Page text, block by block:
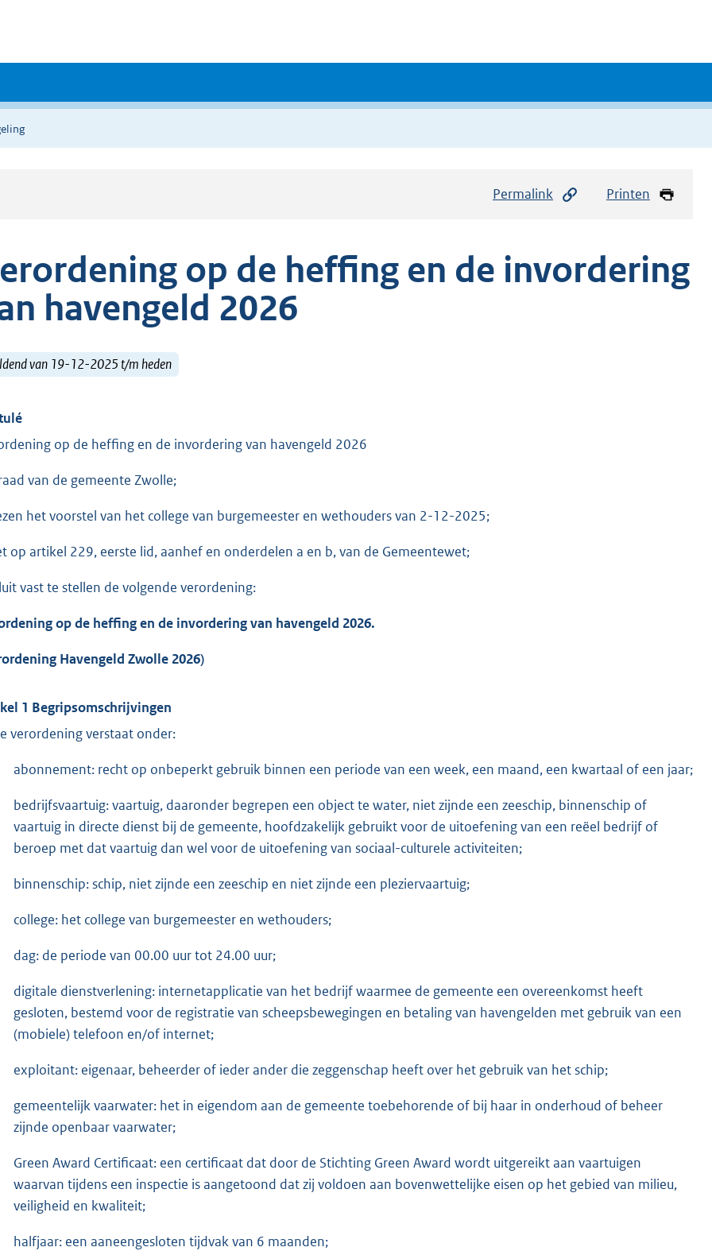
Permalink Printen
op de heffing en de invordering
havengeld 2026
van 19-12-2025 t/m heden
op de heffing en de invordering van havengeld 2026
van de gemeente Zwolle;
het voorstel van het college van burgemeester en wethouders van 2-12-2025;
op artikel 229, eerste lid, aanhef en onderdelen a en b, van de Gemeentewet;
vast te stellen de volgende verordening:
op de heffing en de invordering van havengeld 2026.
Havengeld Zwolle 2026)
1 Begripsomschrijvingen
verordening verstaat onder:
abonnement: recht op onbeperkt gebruik binnen een periode van een week, een maand, een kwartaal of een jaar;
bedrijfsvaartuig: vaartuig, daaronder begrepen een object te water, niet zijnde een zeeschip, binnenschip of
vaartuig in directe dienst bij de gemeente, hoofdzakelijk gebruikt voor de uitoefening van een reëel bedrijf of
beroep met dat vaartuig dan wel voor de uitoefening van sociaal-culturele activiteiten;
binnenschip: schip, niet zijnde een zeeschip en niet zijnde een pleziervaartuig;
college: het college van burgemeester en wethouders;
dag: de periode van 00.00 uur tot 24.00 uur;
digitale dienstverlening: internetapplicatie van het bedrijf waarmee de gemeente een overeenkomst heeft
gesloten, bestemd voor de registratie van scheepsbewegingen en betaling van havengelden met gebruik van een
(mobiele) telefoon en/of internet;
exploitant: eigenaar, beheerder of ieder ander die zeggenschap heeft over het gebruik van het schip;
gemeentelijk vaarwater: het in eigendom aan de gemeente toebehorende of bij haar in onderhoud of beheer
zijnde openbaar vaarwater;
Green Award Certificaat: een certificaat dat door de Stichting Green Award wordt uitgereikt aan vaartuigen
waarvan tijdens een inspectie is aangetoond dat zij voldoen aan bovenwettelijke eisen op het gebied van milieu,
veiligheid en kwaliteit;
halfjaar: een aaneengesloten tijdvak van 6 maanden;